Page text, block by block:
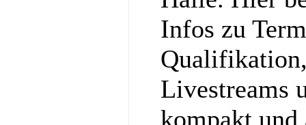
Infos zu
Livestreams
kompakt